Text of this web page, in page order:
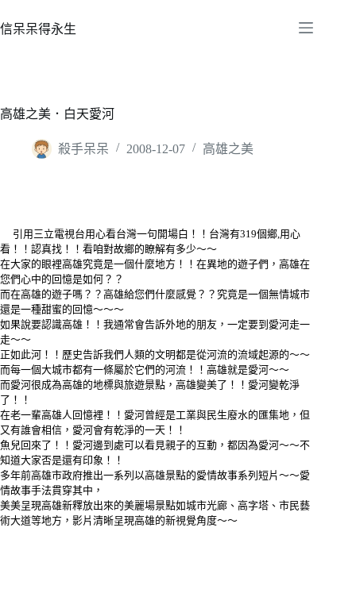
至
容
信呆呆得永生
高雄之美．白天愛河
殺手呆呆 2008-12-07 高雄之美
引用三立電視台用心看台灣一句開場白！！台灣有319個鄉,用心
看！！認真找！！看咱對故鄉的瞭解有多少～～
在大家的眼裡高雄究竟是一個什麼地方！！在異地的遊子們，高雄在
您們心中的回憶是如何？？
而在高雄的遊子嗎？？高雄給您們什麼感覺？？究竟是一個無情城市
還是一種甜蜜的回憶～～～
如果說要認識高雄！！我通常會告訴外地的朋友，一定要到愛河走一
走～～
正如此河！！歷史告訴我們人類的文明都是從河流的流域起源的～～
而每一個大城市都有一條屬於它們的河流！！高雄就是愛河～～
而愛河很成為高雄的地標與旅遊景點，高雄變美了！！愛河變乾淨
了！！
在老一輩高雄人回憶裡！！愛河曾經是工業與民生廢水的匯集地，但
又有誰會相信，愛河會有乾淨的一天！！
魚兒回來了！！愛河邊到處可以看見親子的互動，都因為愛河～～不
知道大家否是還有印象！！
多年前高雄市政府推出一系列以高雄景點的愛情故事系列短片～～愛
情故事手法貫穿其中，
美美呈現高雄新釋放出來的美麗場景點如城市光廊、高字塔、市民藝
術大道等地方，影片清晰呈現高雄的新視覺角度～～